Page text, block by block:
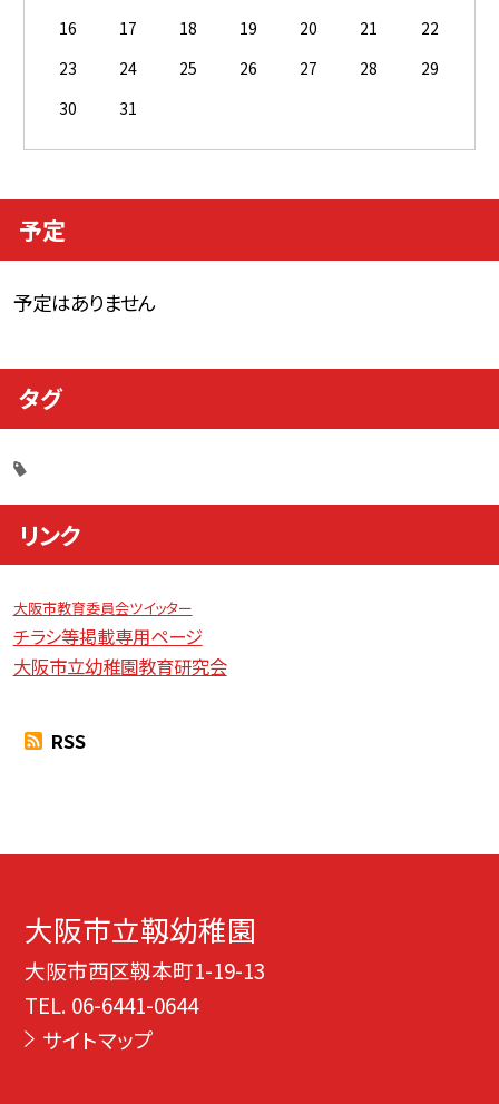
16
17 18 19 20 21
22
23
24 25 26 27 28
29
30
31
予定
予定はありません
タグ
リンク
大阪市教育委員会ツイッター
チラシ等掲載専用ページ
大阪市立幼稚園教育研究会
RSS
大阪市立靱幼稚園
大阪市西区靱本町1-19-13
TEL. 06-6441-0644
サイトマップ